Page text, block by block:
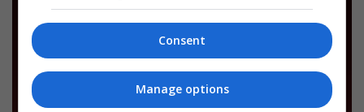
Consent
Manage options